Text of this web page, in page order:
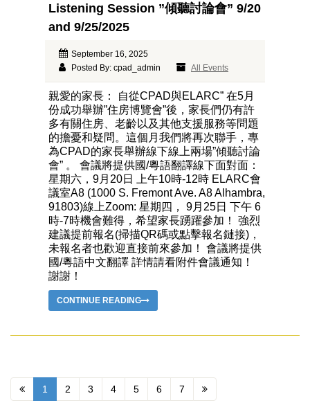
Listening Session ”傾聽討論會” 9/20
and 9/25/2025
September 16, 2025
Posted By: cpad_admin
All Events
親愛的家長： 自從CPAD與ELARC” 在5月
份成功舉辦”住房博覽會”後，家長們仍有許
多有關住房、老齡以及其他支援服務等問題
的擔憂和疑問。這個月我們將再次聯手，專
為CPAD的家長舉辦線下線上兩場”傾聽討論
會” 。 會議將提供國/粵語翻譯線下面對面：
星期六，9月20日 上午10時-12時 ELARC會
議室A8 (1000 S. Fremont Ave. A8 Alhambra,
91803)線上Zoom: 星期四， 9月25日 下午 6
時-7時機會難得，希望家長踴躍參加！ 強烈
建議提前報名(掃描QR碼或點擊報名鏈接)，
未報名者也歡迎直接前來參加！ 會議將提供
國/粵語中文翻譯 詳情請看附件會議通知！
謝謝！
CONTINUE READING
1 2 3 4 5 6 7